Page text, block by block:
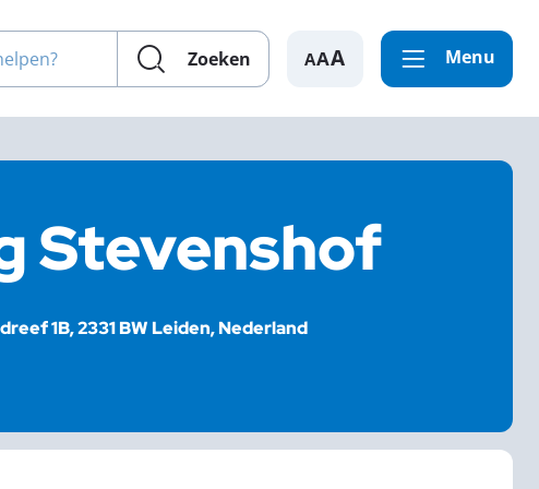
Zoeken A Menu
Stevenshof
1B, 2331 BW Leiden, Nederland